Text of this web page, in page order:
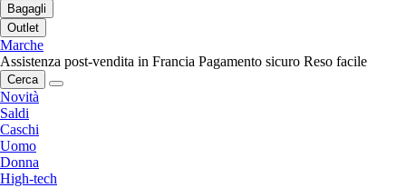
Bagagli
Outlet
Marche
Assistenza post-vendita in Francia Pagamento sicuro Reso facile
Cerca
Novità
Saldi
Caschi
Uomo
Donna
High-tech